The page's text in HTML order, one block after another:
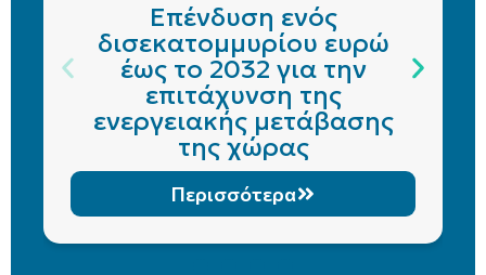
Επένδυση ενός
δισεκατομμυρίου ευρώ
έως το 2032 για την
επιτάχυνση της
ενεργειακής μετάβασης
της χώρας
Περισσότερα